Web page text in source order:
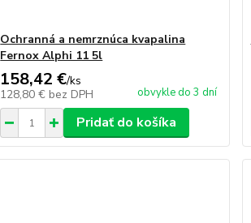
Ochranná a nemrznúca kvapalina
Fernox Alphi 11 5l
158,42 €/ks
128,80 € bez DPH obvykle do 3 dní
Pridať do košíka